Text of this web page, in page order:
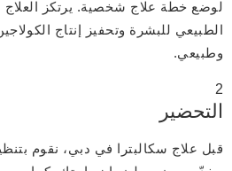
لوضع خطة علاج شخصية. يرتكز العلاج
الطبيعي للبشرة وتحفيز إنتاج
وطبيعي.
2
التحضير
قبل علاج سكالبترا في دبي، نقوم